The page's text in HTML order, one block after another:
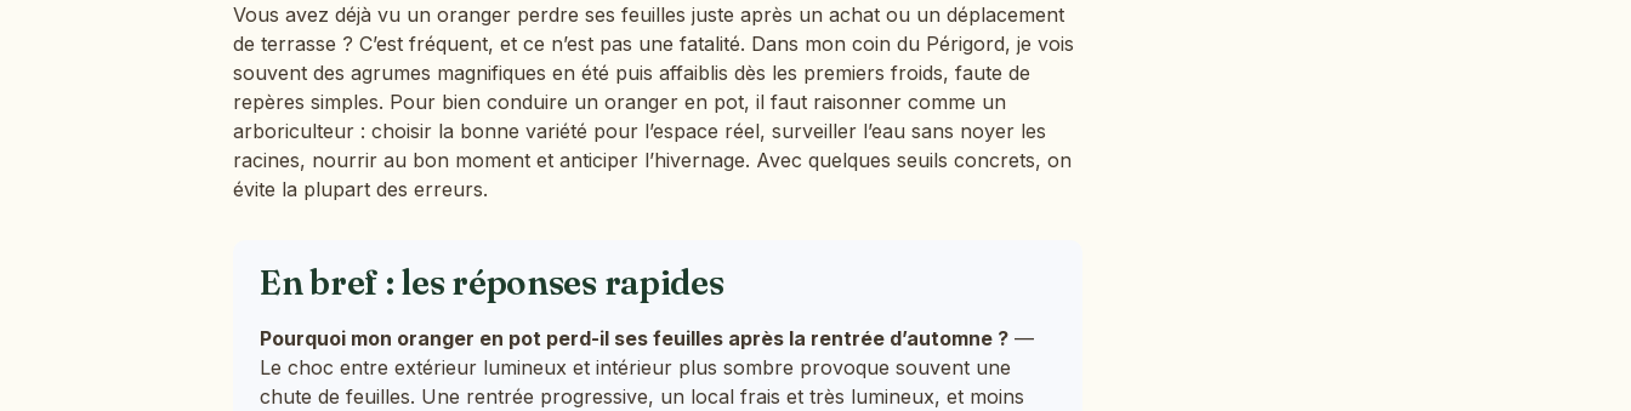
Vous avez déjà vu un oranger perdre ses feuilles juste après un achat ou un déplacement
de terrasse ? C’est fréquent, et ce n’est pas une fatalité. Dans mon coin du Périgord, je vois
souvent des agrumes magnifiques en été puis affaiblis dès les premiers froids, faute de
repères simples. Pour bien conduire un oranger en pot, il faut raisonner comme un
arboriculteur : choisir la bonne variété pour l’espace réel, surveiller l’eau sans noyer les
racines, nourrir au bon moment et anticiper l’hivernage. Avec quelques seuils concrets, on
évite la plupart des erreurs.
En bref : les réponses rapides
Pourquoi mon oranger en pot perd-il ses feuilles après la rentrée d’automne ? —
Le choc entre extérieur lumineux et intérieur plus sombre provoque souvent une
chute de feuilles. Une rentrée progressive, un local frais et très lumineux, et moins